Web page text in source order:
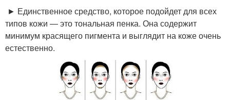
► Единственное средство, которое подойдет для всех
типов кожи — это тональная пенка. Она содержит
минимум красящего пигмента и выглядит на коже очень
естественно.